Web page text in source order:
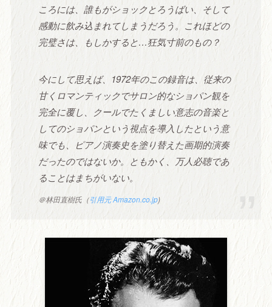
ころには、誰もがショックとろうばい、そして
感動に飲み込まれてしまうだろう。これほどの
完璧さは、もしかすると…狂気寸前のもの？
今にして思えば、1972年のこの録音は、従来の
甘くロマンティックでサロン的なショパン観を
完全に覆し、クールでたくましい意志の音楽と
してのショパンという視点を導入したという意
味でも、ピアノ演奏史を塗り替えた画期的演奏
だったのではないか。ともかく、万人必聴であ
ることはまちがいない。
＠林田直樹氏（引用元 Amazon.co.jp)